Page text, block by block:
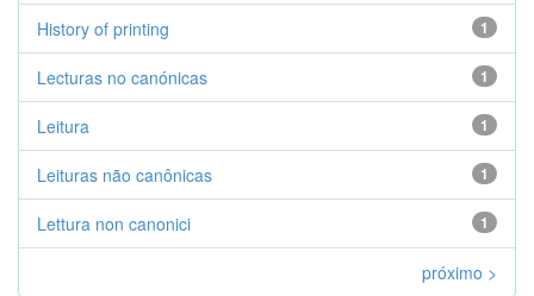
1
History of printing
1
Lecturas no canónicas
1
Leitura
1
Leituras não canônicas
1
Lettura non canonici
próximo >